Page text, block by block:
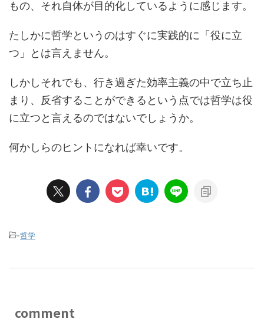
もの、それ自体が目的化しているように感じます。
たしかに哲学というのはすぐに実践的に「役に立
つ」とは言えません。
しかしそれでも、行き過ぎた効率主義の中で立ち止
まり、反省することができるという点では哲学は役
に立つと言えるのではないでしょうか。
何かしらのヒントになれば幸いです。
-哲学
comment